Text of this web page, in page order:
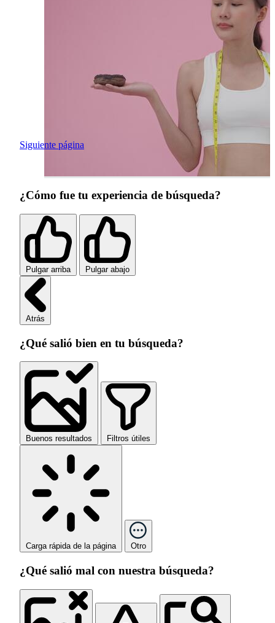
Siguiente página
¿Cómo fue tu experiencia de búsqueda?
Pulgar arriba Pulgar abajo
Atrás
¿Qué salió bien en tu búsqueda?
Buenos resultados Filtros útiles
Carga rápida de la página Otro
¿Qué salió mal con nuestra búsqueda?